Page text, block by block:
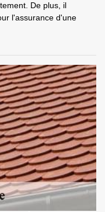
De plus, il
l'assurance d'une